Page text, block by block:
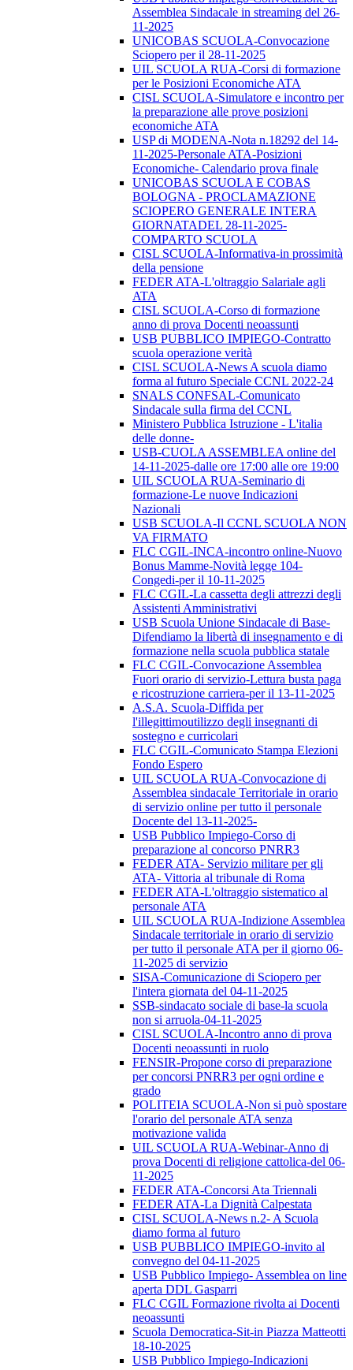
Assemblea Sindacale in streaming del 26-
11-2025
UNICOBAS SCUOLA-Convocazione
Sciopero per il 28-11-2025
UIL SCUOLA RUA-Corsi di formazione
per le Posizioni Economiche ATA
CISL SCUOLA-Simulatore e incontro per
la preparazione alle prove posizioni
economiche ATA
USP di MODENA-Nota n.18292 del 14-
11-2025-Personale ATA-Posizioni
Economiche- Calendario prova finale
UNICOBAS SCUOLA E COBAS
BOLOGNA - PROCLAMAZIONE
SCIOPERO GENERALE INTERA
GIORNATADEL 28-11-2025-
COMPARTO SCUOLA
CISL SCUOLA-Informativa-in prossimità
della pensione
FEDER ATA-L'oltraggio Salariale agli
ATA
CISL SCUOLA-Corso di formazione
anno di prova Docenti neoassunti
USB PUBBLICO IMPIEGO-Contratto
scuola operazione verità
CISL SCUOLA-News A scuola diamo
forma al futuro Speciale CCNL 2022-24
SNALS CONFSAL-Comunicato
Sindacale sulla firma del CCNL
Ministero Pubblica Istruzione - L'italia
delle donne-
USB-CUOLA ASSEMBLEA online del
14-11-2025-dalle ore 17:00 alle ore 19:00
UIL SCUOLA RUA-Seminario di
formazione-Le nuove Indicazioni
Nazionali
USB SCUOLA-Il CCNL SCUOLA NON
VA FIRMATO
FLC CGIL-INCA-incontro online-Nuovo
Bonus Mamme-Novità legge 104-
Congedi-per il 10-11-2025
FLC CGIL-La cassetta degli attrezzi degli
Assistenti Amministrativi
USB Scuola Unione Sindacale di Base-
Difendiamo la libertà di insegnamento e di
formazione nella scuola pubblica statale
FLC CGIL-Convocazione Assemblea
Fuori orario di servizio-Lettura busta paga
e ricostruzione carriera-per il 13-11-2025
A.S.A. Scuola-Diffida per
l'illegittimoutilizzo degli insegnanti di
sostegno e curricolari
FLC CGIL-Comunicato Stampa Elezioni
Fondo Espero
UIL SCUOLA RUA-Convocazione di
Assemblea sindacale Territoriale in orario
di servizio online per tutto il personale
Docente del 13-11-2025-
USB Pubblico Impiego-Corso di
preparazione al concorso PNRR3
FEDER ATA- Servizio militare per gli
ATA- Vittoria al tribunale di Roma
FEDER ATA-L'oltraggio sistematico al
personale ATA
UIL SCUOLA RUA-Indizione Assemblea
Sindacale territoriale in orario di servizio
per tutto il personale ATA per il giorno 06-
11-2025 di servizio
SISA-Comunicazione di Sciopero per
l'intera giornata del 04-11-2025
SSB-sindacato sociale di base-la scuola
non si arruola-04-11-2025
CISL SCUOLA-Incontro anno di prova
Docenti neoassunti in ruolo
FENSIR-Propone corso di preparazione
per concorsi PNRR3 per ogni ordine e
grado
POLITEIA SCUOLA-Non si può spostare
l'orario del personale ATA senza
motivazione valida
UIL SCUOLA RUA-Webinar-Anno di
prova Docenti di religione cattolica-del 06-
11-2025
FEDER ATA-Concorsi Ata Triennali
FEDER ATA-La Dignità Calpestata
CISL SCUOLA-News n.2- A Scuola
diamo forma al futuro
USB PUBBLICO IMPIEGO-invito al
convegno del 04-11-2025
USB Pubblico Impiego- Assemblea on line
aperta DDL Gasparri
FLC CGIL Formazione rivolta ai Docenti
neoassunti
Scuola Democratica-Sit-in Piazza Matteotti
18-10-2025
USB Pubblico Impiego-Indicazioni